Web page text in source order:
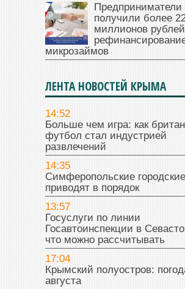
получили более
миллионов
микрозаймов
ЛЕНТА НОВОСТЕЙ КРЫМА
14:52
Больше чем игра: как
футбол стал индустрией
развлечений
14:35
Симферопольские
приводят в порядок
13:57
Госуслуги по линии
Госавтоинспекции в
что можно рассчитывать
17:04
Крымский полуостров:
августа